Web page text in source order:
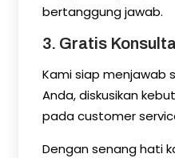
bertanggung jawab.
3. Gratis
Kami siap menjawab
Anda, diskusikan
pada customer
Dengan senang hati